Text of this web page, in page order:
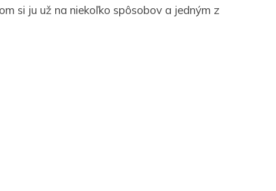
si ju už na niekoľko spôsobov a jedným z